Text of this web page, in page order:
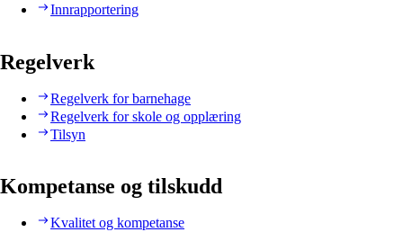
Innrapportering
Regelverk
Regelverk for barnehage
Regelverk for skole og opplæring
Tilsyn
Kompetanse og tilskudd
Kvalitet og kompetanse